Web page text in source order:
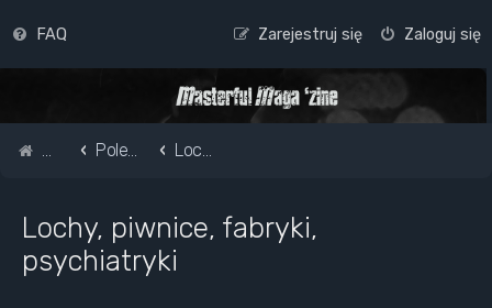
FAQ Zaloguj się
Zarejestruj się
Strona główna
Pole do popisu... Lochy, piwnice, fabryki, psychiatryki
Lochy, piwnice, fabryki,
psychiatryki